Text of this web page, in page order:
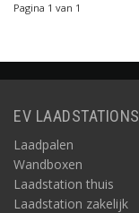
Pagina 1 van 1
EV LAADSTATIONS
Laadpalen
Wandboxen
Laadstation thuis
Laadstation zakelijk